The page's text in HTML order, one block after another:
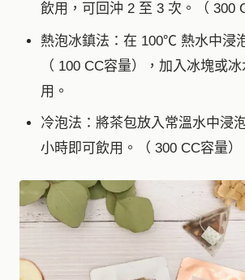
飲用，可回沖 2 至 3 次。（ 300
熱泡冰鎮法：在 100℃ 熱水中浸
（ 100 CC容量），加入冰塊或
用。
冷泡法：將茶包放入常溫水中浸
小時即可飲用。（ 300 CC容量）